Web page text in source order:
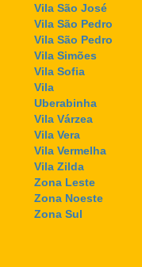
Vila São José
Vila São Pedro
Vila São Pedro
Vila Simões
Vila Sofia
Vila
Uberabinha
Vila Várzea
Vila Vera
Vila Vermelha
Vila Zilda
Zona Leste
Zona Noeste
Zona Sul